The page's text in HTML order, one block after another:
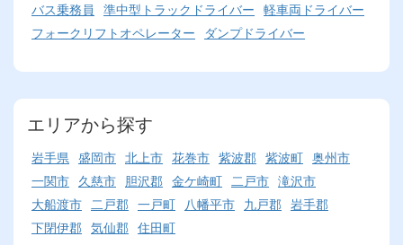
バス乗務員
準中型トラックドライバー 軽車両ドライバー
フォークリフトオペレーター
ダンプドライバー
エリアから探す
岩手県 盛岡市 北上市 花巻市 紫波郡 紫波町 奥州市
一関市 久慈市 胆沢郡 金ケ崎町 二戸市 滝沢市
大船渡市 二戸郡 一戸町 八幡平市 九戸郡 岩手郡
下閉伊郡 気仙郡 住田町